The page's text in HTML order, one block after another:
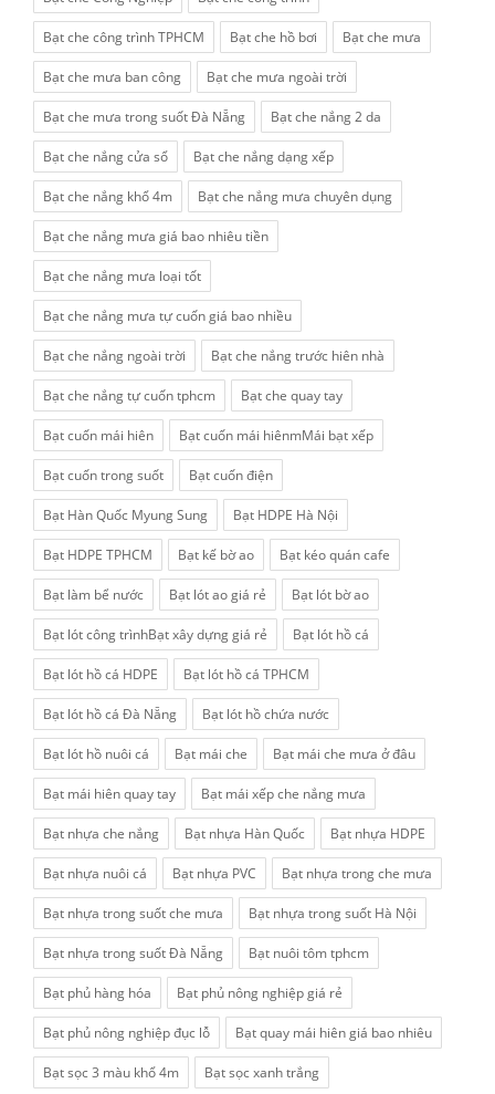
Bạt che công trình TPHCM Bạt che hồ bơi Bạt che mưa
Bạt che mưa ban công Bạt che mưa ngoài trời
Bạt che mưa trong suốt Đà Nẵng Bạt che nắng 2 da
Bạt che nắng cửa sổ Bạt che nắng dạng xếp
Bạt che nắng khổ 4m Bạt che nắng mưa chuyên dụng
Bạt che nắng mưa giá bao nhiêu tiền
Bạt che nắng mưa loại tốt
Bạt che nắng mưa tự cuốn giá bao nhiều
Bạt che nắng ngoài trời Bạt che nắng trước hiên nhà
Bạt che nắng tự cuốn tphcm Bạt che quay tay
Bạt cuốn mái hiên Bạt cuốn mái hiênmMái bạt xếp
Bạt cuốn trong suốt Bạt cuốn điện
Bạt Hàn Quốc Myung Sung Bạt HDPE Hà Nội
Bạt HDPE TPHCM Bạt kế bờ ao Bạt kéo quán cafe
Bạt làm bể nước Bạt lót ao giá rẻ Bạt lót bờ ao
Bạt lót công trìnhBạt xây dựng giá rẻ Bạt lót hồ cá
Bạt lót hồ cá HDPE Bạt lót hồ cá TPHCM
Bạt lót hồ cá Đà Nẵng Bạt lót hồ chứa nước
Bạt lót hồ nuôi cá Bạt mái che Bạt mái che mưa ở đâu
Bạt mái hiên quay tay Bạt mái xếp che nắng mưa
Bạt nhựa che nắng Bạt nhựa Hàn Quốc Bạt nhựa HDPE
Bạt nhựa nuôi cá Bạt nhựa PVC Bạt nhựa trong che mưa
Bạt nhựa trong suốt che mưa Bạt nhựa trong suốt Hà Nội
Bạt nhựa trong suốt Đà Nẵng Bạt nuôi tôm tphcm
Bạt phủ hàng hóa Bạt phủ nông nghiệp giá rẻ
Bạt phủ nông nghiệp đục lỗ Bạt quay mái hiên giá bao nhiêu
Bạt sọc 3 màu khổ 4m Bạt sọc xanh trắng